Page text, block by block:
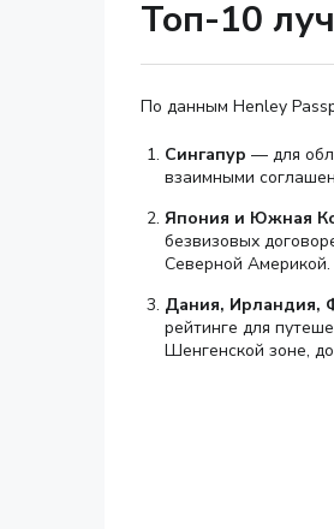
Топ-10
По данным Henley
Сингапур — для
взаимными
Япония и Южная
безвизовых
Северной Америкой.
Дания, Ирландия,
рейтинге для
Шенгенской зоне,